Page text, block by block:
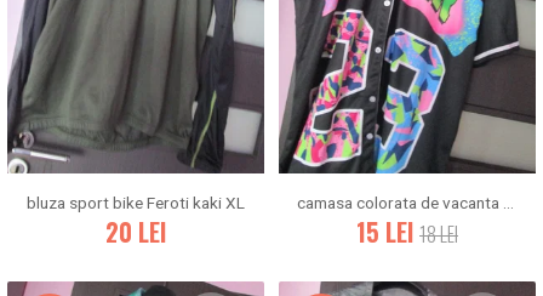
bluza sport bike Feroti kaki XL
20 LEI
camasa colorata de vacanta barbati L/XL
15 LEI 18LEI